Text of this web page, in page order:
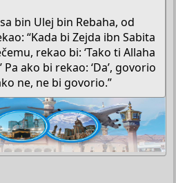
bin Ulej bin Rebaha, od
“Kada bi Zejda ibn Sabita
rekao bi: ‘Tako ti Allaha
ako bi rekao: ‘Da’, govorio
ne, ne bi govorio.”​